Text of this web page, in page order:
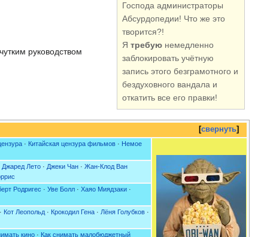
Господа администраторы
Абсурдопедии! Что же это
творится?!
Я требую немедленно
заблокировать учётную
запись этого безграмотного и
бездуховного вандала и
откатить все его правки!
руководством
свернуть
· Китайская цензура фильмов · Немое
Джаред Лето · Джеки Чан · Жан-Клод Ван
Родригес · Уве Болл · Хаяо Миядзаки ·
· Кот Леопольд · Крокодил Гена · Лёня Голубков ·
кино · Как снимать малобюджетный